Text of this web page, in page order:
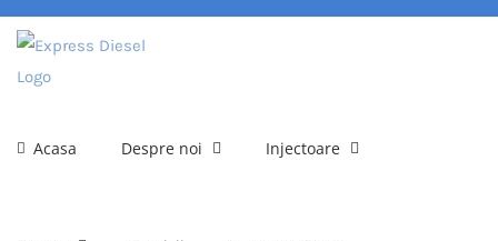
Skip
content
Acasa Despre noi Injectoare